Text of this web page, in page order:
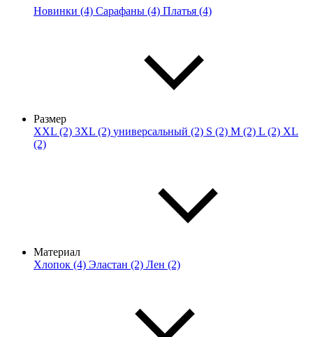
Новинки (4) Сарафаны (4) Платья (4)
Размер
XXL (2) 3XL (2) универсальный (2) S (2) M (2) L (2) XL
(2)
Материал
Хлопок (4) Эластан (2) Лен (2)